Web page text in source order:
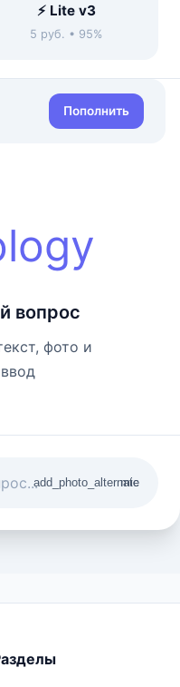
⚡ Lite v3
5 руб. • 95%
Пополнить
вопрос
фото и
add_photo_alternate
mic